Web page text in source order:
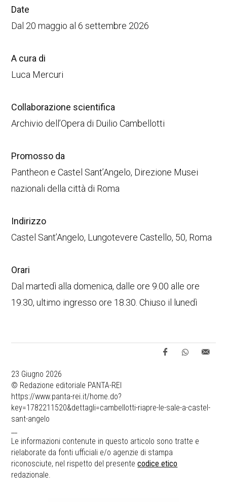
Date
Dal 20 maggio al 6 settembre 2026
A cura di
Luca Mercuri
Collaborazione scientifica
Archivio dell’Opera di Duilio Cambellotti
Promosso da
Pantheon e Castel Sant’Angelo, Direzione Musei
nazionali della città di Roma
Indirizzo
Castel Sant’Angelo, Lungotevere Castello, 50, Roma
Orari
Dal martedì alla domenica, dalle ore 9.00 alle ore
19.30, ultimo ingresso ore 18.30. Chiuso il lunedì
23 Giugno 2026
© Redazione editoriale PANTA-REI
https://www.panta-rei.it/home.do?
key=1782211520&dettagli=cambellotti-riapre-le-sale-a-castel-
sant-angelo
Le informazioni contenute in questo articolo sono tratte e
rielaborate da fonti ufficiali e/o agenzie di stampa
riconosciute, nel rispetto del presentecodice etico
redazionale.